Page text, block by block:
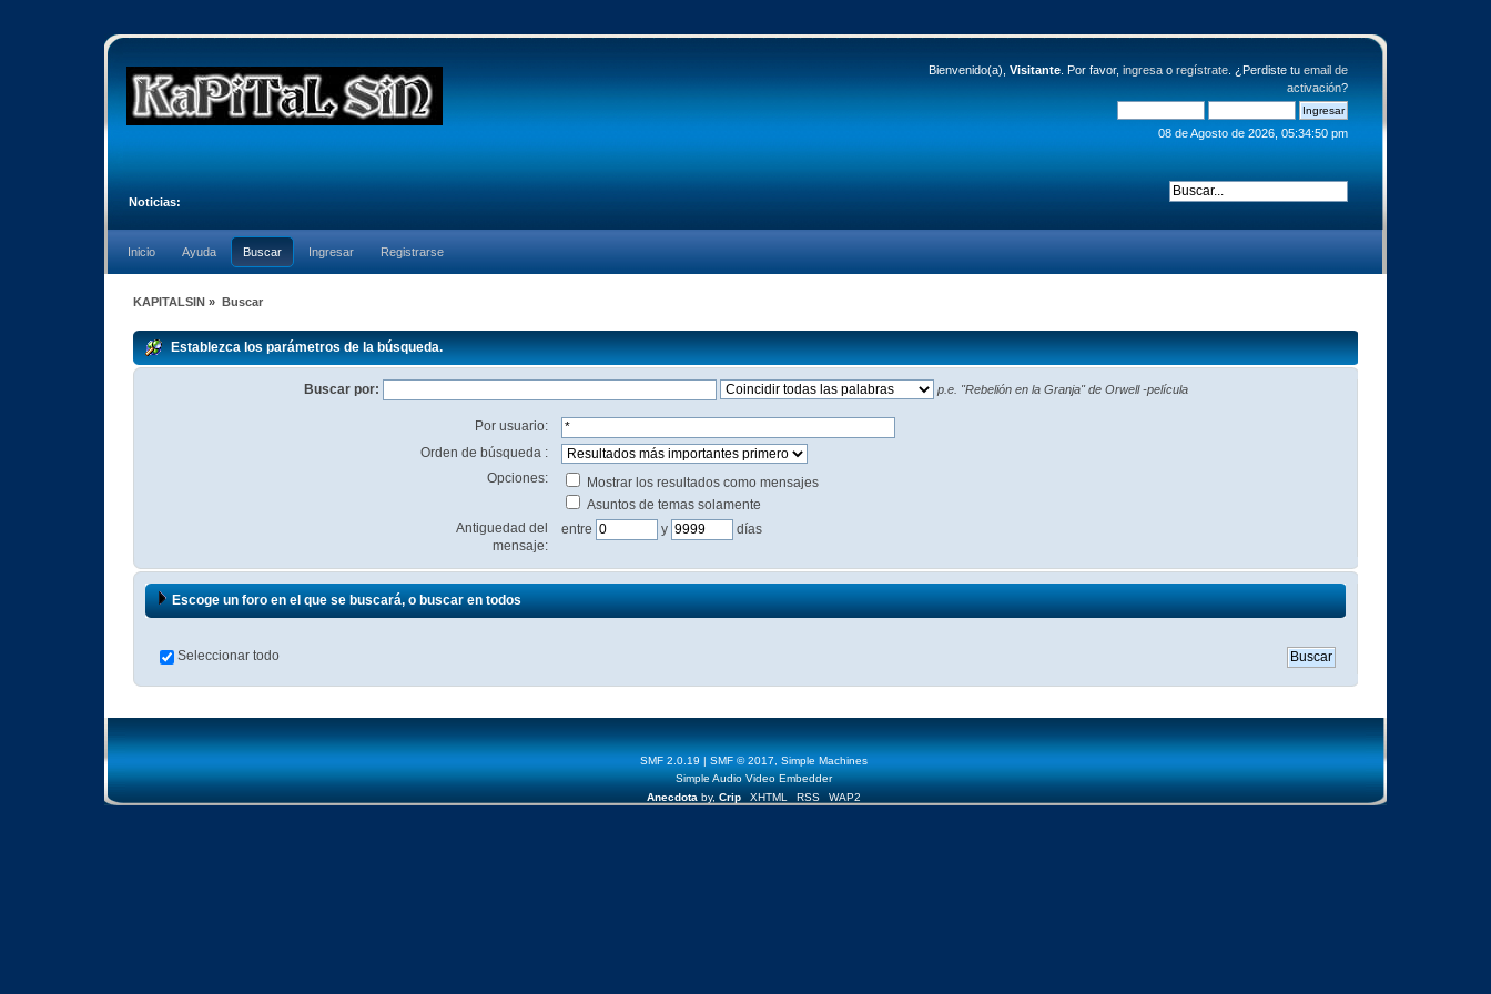
Bienvenido(a), Visitante. Por favor, ingresao regístrate. ¿Perdiste tu email de
activación?
08 de Agosto de 2026, 05:34:50 pm
Noticias:
Inicio Ayuda Buscar Ingresar Registrarse
KAPITALSIN » Buscar
Establezca los parámetros de la búsqueda.
Buscar por: p.e. "Rebelión en la Granja" de Orwell -película
Por usuario:
Orden de búsqueda :
Opciones:
Mostrar los resultados como mensajes
Asuntos de temas solamente
Antiguedad del
mensaje:
entre y días
Escoge un foro en el que se buscará, o buscar en todos
Seleccionar todo
SMF 2.0.19 SMF © 2017, Simple Machines
Simple Audio Video Embedder
Anecdota by, Crip XHTML RSS WAP2